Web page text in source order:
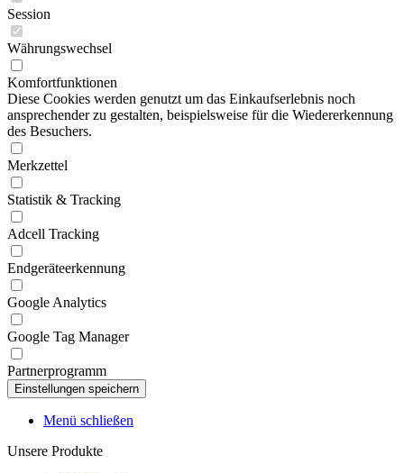
Session
Währungswechsel
Komfortfunktionen
Diese Cookies werden genutzt um das Einkaufserlebnis noch
ansprechender zu gestalten, beispielsweise für die Wiedererkennung
des Besuchers.
Merkzettel
Statistik & Tracking
Adcell Tracking
Endgeräteerkennung
Google Analytics
Google Tag Manager
Partnerprogramm
Menü schließen
Unsere Produkte